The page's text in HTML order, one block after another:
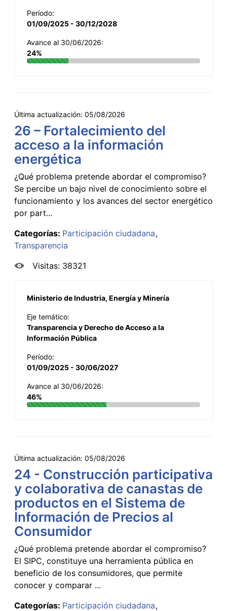
Período:
01/09/2025 - 30/12/2028
Avance al 30/06/2026:
24%
Última actualización: 05/08/2026
26 – Fortalecimiento del
acceso a la información
energética
¿Qué problema pretende abordar el compromiso?
Se percibe un bajo nivel de conocimiento sobre el
funcionamiento y los avances del sector energético
por part...
Categorías: Participación ciudadana
Transparencia
Visitas: 38321
Ministerio de Industria, Energía y Minería
Eje temático:
Transparencia y Derecho de Acceso a la
Información Pública
Período:
01/09/2025 - 30/06/2027
Avance al 30/06/2026:
46%
Última actualización: 05/08/2026
24 - Construcción participativa
y colaborativa de canastas de
productos en el Sistema de
Información de Precios al
Consumidor
¿Qué problema pretende abordar el compromiso?
El SIPC, constituye una herramienta pública en
beneficio de los consumidores, que permite
conocer y comparar ...
Categorías: Participación ciudadana